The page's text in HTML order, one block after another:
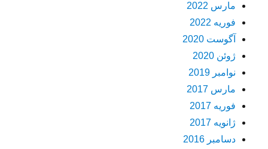
مارس 2022
فوریه 2022
آگوست 2020
ژوئن 2020
نوامبر 2019
مارس 2017
فوریه 2017
ژانویه 2017
دسامبر 2016